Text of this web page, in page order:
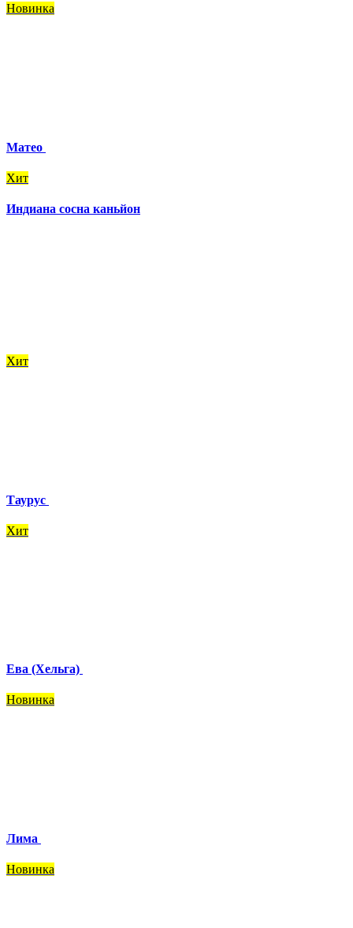
Новинка
Матео
Хит
Индиана сосна каньйон
Хит
Таурус
Хит
Ева (Хельга)
Новинка
Лима
Новинка